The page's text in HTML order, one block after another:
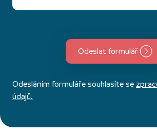
Odeslat formulář
Odesláním formuláře souhlasíte se
údajů.